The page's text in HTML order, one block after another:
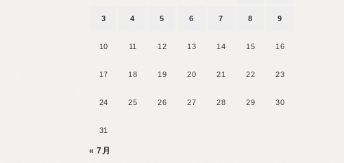
3 4 5 6 7 8 9
10 11 12 13 14 15 16
17 18 19 20 21 22 23
24 25 26 27 28 29 30
31
« 7月